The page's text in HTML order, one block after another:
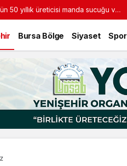
50 yıllık üreticisi manda sucuğu ve
Bursa Bölge Siyaset Spor